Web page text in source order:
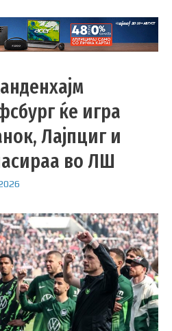
ќе игра
Лајпциг и
во ЛШ